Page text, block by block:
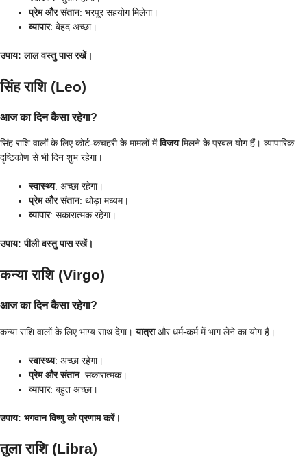
प्रेम और संतान: भरपूर सहयोग मिलेगा।
व्यापार: बेहद अच्छा।
उपाय: लाल वस्तु पास रखें।
सिंह राशि (Leo)
आज का दिन कैसा रहेगा?
सिंह राशि वालों के लिए कोर्ट-कचहरी के मामलों मेंविजयमिलने के प्रबल योग हैं। व्यापारिक
दृष्टिकोण से भी दिन शुभ रहेगा।
स्वास्थ्य: अच्छा रहेगा।
प्रेम और संतान: थोड़ा मध्यम।
व्यापार: सकारात्मक रहेगा।
उपाय: पीली वस्तु पास रखें।
कन्या राशि (Virgo)
आज का दिन कैसा रहेगा?
कन्या राशि वालों के लिए भाग्य साथ देगा।यात्राऔर धर्म-कर्म में भाग लेने का योग है।
स्वास्थ्य: अच्छा रहेगा।
प्रेम और संतान: सकारात्मक।
व्यापार: बहुत अच्छा।
उपाय: भगवान विष्णु को प्रणाम करें।
तुला राशि (Libra)